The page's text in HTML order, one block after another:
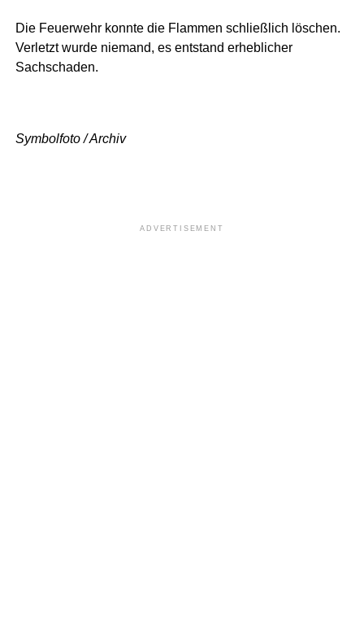
Die Feuerwehr konnte die Flammen schließlich löschen.
Verletzt wurde niemand, es entstand erheblicher
Sachschaden.
Symbolfoto / Archiv
ADVERTISEMENT